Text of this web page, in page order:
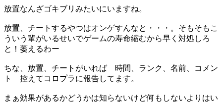
放置なんざゴキブリみたいにいますね。
放置、チートするやつはオンゲすんなと・・・。そもそもこ
ういう輩がいるせいでゲームの寿命縮むから早く対処しろ
と！萎えるわー
ちな、放置、チートがいれば 時間、ランク、名前、コメン
ト 控えてコロプラに報告してます。
まぁ効果があるかどうかは知らないけど何もしないよりはい